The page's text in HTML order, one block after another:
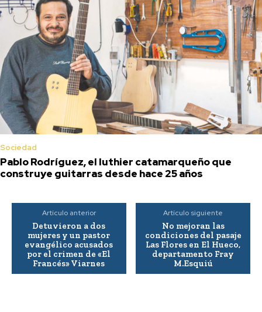
Sociedad
Pablo Rodríguez, el luthier catamarqueño que
construye guitarras desde hace 25 años
Artículo anterior
Detuvieron a dos
mujeres y un pastor
evangélico acusados
por el crimen de «El
Francés» Viarnes
Artículo siguiente
No mejoran las
condiciones del pasaje
Las Flores en El Hueco,
departamento Fray
M.Esquiú